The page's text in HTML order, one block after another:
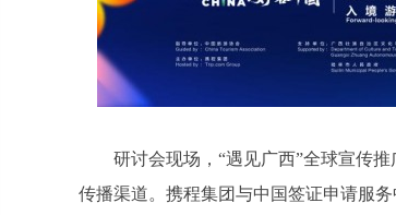
研讨会现场，“遇见广西”全球宣传
传播渠道。携程集团与中国签证申请服